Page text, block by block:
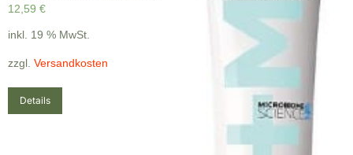
12,59 €
inkl. 19 % MwSt.
zzgl. Versandkosten
Details